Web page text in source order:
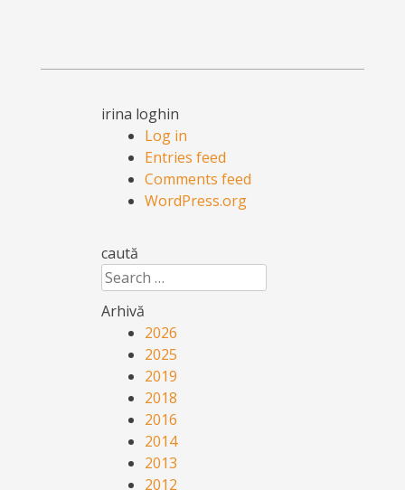
irina loghin
Log in
Entries feed
Comments feed
WordPress.org
caută
Search
Arhivă
2026
2025
2019
2018
2016
2014
2013
2012